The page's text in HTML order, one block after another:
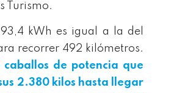
Turismo.
kWh es igual a la del
recorrer 492 kilómetros.
caballos de potencia que
2.380 kilos hasta llegar